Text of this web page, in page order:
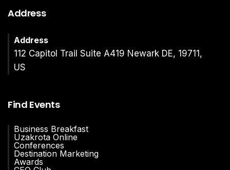
Address
Address
112 Capitol Trail Suite A419 Newark DE, 19711,
US
Find Events
Business Breakfast
Uzakrota Online
Conferences
Destination Marketing
Awards